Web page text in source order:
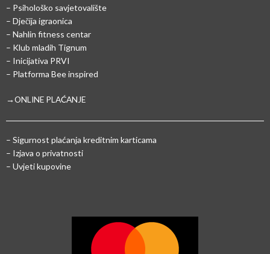
– Psihološko savjetovalište
– Dječija igraonica
– Nahlin fitness centar
– Klub mladih Tignum
– Inicijativa PRVI
– Platforma Bee inspired
→ONLINE PLAĆANJE
– Sigurnost plaćanja kreditnim karticama
– Izjava o privatnosti
– Uvjeti kupovine